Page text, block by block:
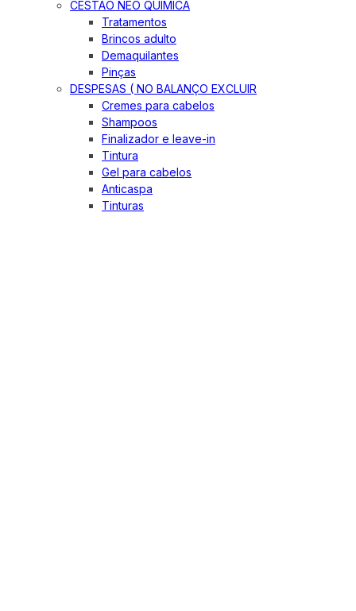
CESTÃO NEO QUIMICA
Tratamentos
Brincos adulto
Demaquilantes
Pinças
DESPESAS ( NO BALANÇO EXCLUIR
Cremes para cabelos
Shampoos
Finalizador e leave-in
Tintura
Gel para cabelos
Anticaspa
Tinturas